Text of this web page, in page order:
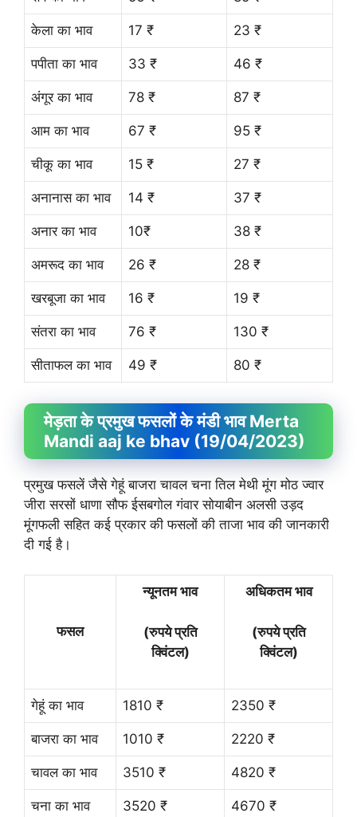
केला का भाव 17 ₹ 23 ₹
पपीता का भाव 33 ₹ 46 ₹
अंगूर का भाव 78 ₹ 87 ₹
आम का भाव 67 ₹ 95 ₹
चीकू का भाव 15 ₹ 27 ₹
अनानास का भाव 14 ₹ 37 ₹
अनार का भाव 10₹ 38 ₹
अमरूद का भाव 26 ₹ 28 ₹
खरबूजा का भाव 16 ₹ 19 ₹
संतरा का भाव 76 ₹ 130 ₹
सीताफल का भाव 49 ₹ 80 ₹
मेड़ता के प्रमुख फसलों के मंडी भाव Merta
Mandi aaj ke bhav (19/04/2023)
प्रमुख फसलें जैसे गेहूं बाजरा चावल चना तिल मेथी मूंग मोठ ज्वार
जीरा सरसों धाणा सौफ ईसबगोल गंवार सोयाबीन अलसी उड़द
मूंगफली सहित कई प्रकार की फसलों की ताजा भाव की जानकारी
दी गई है।
फसल
न्यूनतम भाव
(रुपये प्रति
क्विंटल)
अधिकतम भाव
(रुपये प्रति
क्विंटल)
गेहूं का भाव 1810 ₹ 2350 ₹
बाजरा का भाव 1010 ₹ 2220 ₹
चावल का भाव 3510 ₹ 4820 ₹
चना का भाव 3520 ₹ 4670 ₹